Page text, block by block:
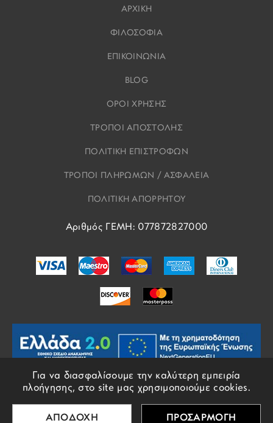
Για να διασφαλίσουμε την καλύτερη εμπειρία
πλοήγησης, στο site μας χρησιμοποιούμε cookies.
ΑΠΟΔΟΧΗ ΠΡΟΣΑΡΜΟΓΗ
ΑΡΧΙΚΗ
ΦΙΛΟΣΟΦΙΑ
ΕΠΙΚΟΙΝΩΝΙΑ
BLOG
ΟΡΟΙ ΧΡΗΣΗΣ
ΤΡΟΠΟΙ ΑΠΟΣΤΟΛΗΣ
ΠΟΛΙΤΙΚΗ ΕΠΙΣΤΡΟΦΩΝ
ΤΡΟΠΟΙ ΠΛΗΡΩΜΩΝ / ΑΣΦΑΛΕΙΑ
ΠΟΛΙΤΙΚΗ ΑΠΟΡΡΗΤΟΥ
Αριθμός ΓΕΜΗ: 077872827000
© COPYRIGHTS EROS 2018 - 2026 - ALL RIGHTS RESERVED